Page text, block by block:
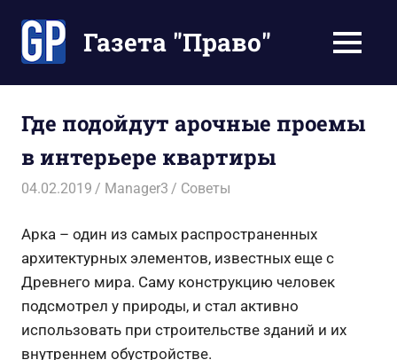
содержимомуГазета "Право"
Ваше
время
МЕНЮ
Где подойдут арочные проемы
в интерьере квартиры
04.02.2019 Manager3 Советы
Арка – один из самых распространенных
архитектурных элементов, известных еще с
Древнего мира. Саму конструкцию человек
подсмотрел у природы, и стал активно
использовать при строительстве зданий и их
внутреннем обустройстве.